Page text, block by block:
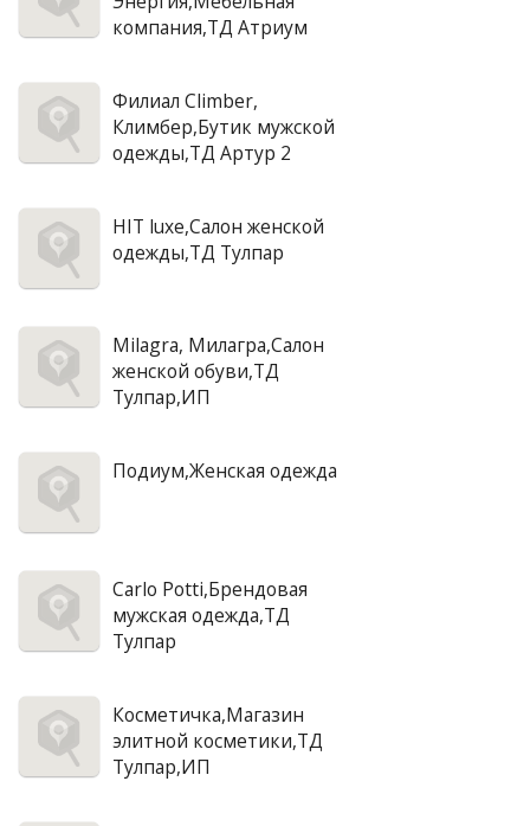
компания,ТД Атриум
Филиал Climber,
Климбер,Бутик мужской
одежды,ТД Артур 2
HIT luxe,Салон женской
одежды,ТД Тулпар
Milagra, Милагра,Салон
женской обуви,ТД
Тулпар,ИП
Подиум,Женская одежда
Carlo Potti,Брендовая
мужская одежда,ТД
Тулпар
Косметичка,Магазин
элитной косметики,ТД
Тулпар,ИП